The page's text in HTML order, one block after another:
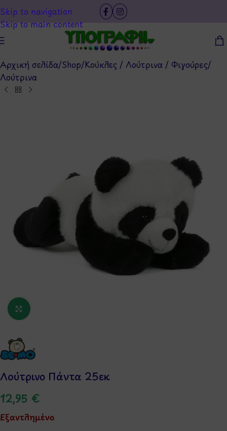
Skip to navigation
Skip to main content
Αρχική σελίδα/Shop/Κούκλες / Λούτρινα / Φιγούρες/
Λούτρινα
Κάντε κλικ για μεγέθυνση
Λούτρινο Πάντα 25εκ
12,95 €
Εξαντλημένο